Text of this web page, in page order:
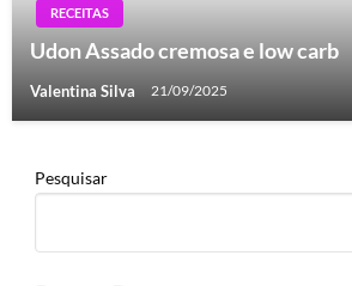
RECEITAS
Udon Assado cremosa e low carb
Valentina Silva 21/09/2025
Pesquisar